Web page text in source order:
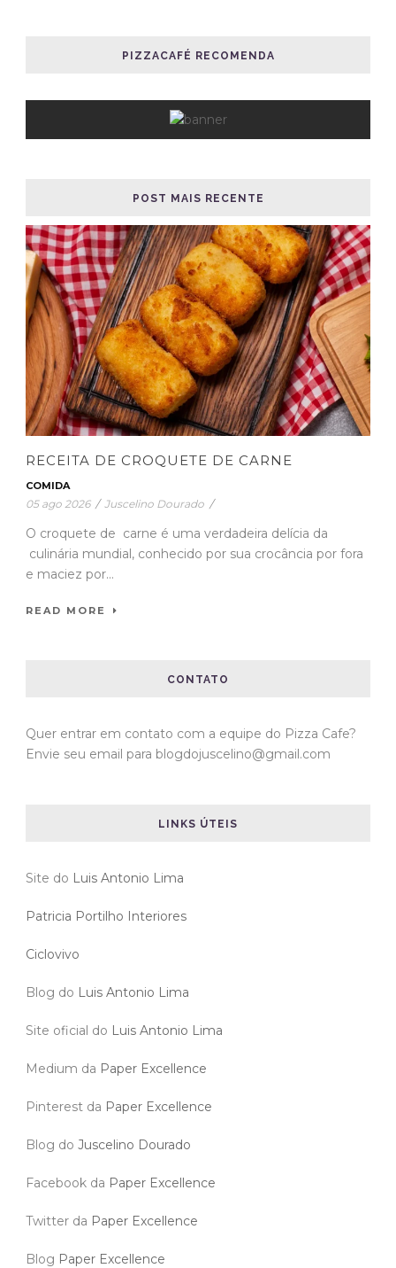
PIZZACAFÉ RECOMENDA
POST MAIS RECENTE
RECEITA DE CROQUETE DE CARNE
COMIDA
05 ago 2026 / Juscelino Dourado /
O croquete de carne é uma verdadeira delícia da
culinária mundial, conhecido por sua crocância por fora
e maciez por...
READ MORE
CONTATO
Quer entrar em contato com a equipe do Pizza Cafe?
Envie seu email para blogdojuscelino@gmail.com
LINKS ÚTEIS
Site do Luis Antonio Lima
Patricia Portilho Interiores
Ciclovivo
Blog do Luis Antonio Lima
Site oficial do Luis Antonio Lima
Medium da Paper Excellence
Pinterest da Paper Excellence
Blog do Juscelino Dourado
Facebook da Paper Excellence
Twitter da Paper Excellence
Blog Paper Excellence